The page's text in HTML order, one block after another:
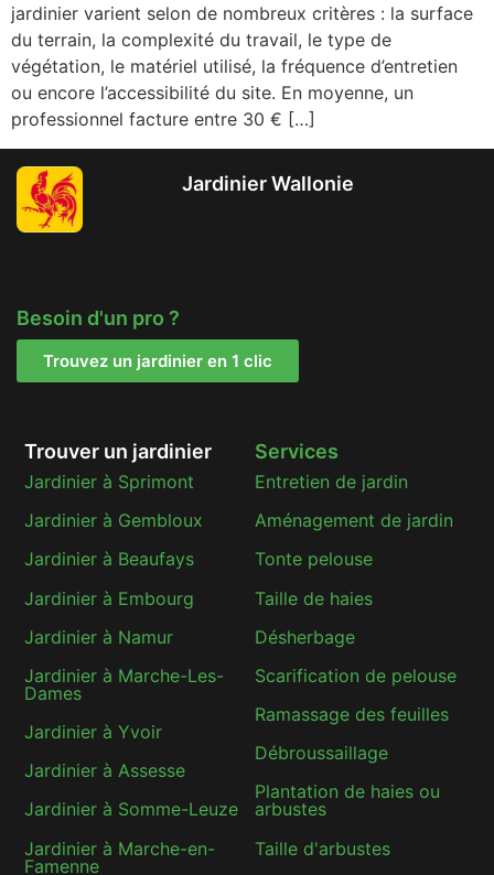
jardinier varient selon de nombreux critères : la surface
du terrain, la complexité du travail, le type de
végétation, le matériel utilisé, la fréquence d’entretien
ou encore l’accessibilité du site. En moyenne, un
professionnel facture entre 30 € […]
Jardinier Wallonie
Trouver un jardinier
Jardinier à Sprimont
Jardinier à Gembloux
Jardinier à Beaufays
Jardinier à Embourg
Jardinier à Namur
Jardinier à Marche-Les-
Dames
Jardinier à Yvoir
Jardinier à Assesse
Jardinier à Somme-Leuze
Jardinier à Marche-en-
Famenne
Services
Entretien de jardin
Aménagement de jardin
Tonte pelouse
Taille de haies
Désherbage
Scarification de pelouse
Ramassage des feuilles
Débroussaillage
Plantation de haies ou
arbustes
Taille d'arbustes
Besoin d'un pro ?
Trouvez un jardinier en 1 clic